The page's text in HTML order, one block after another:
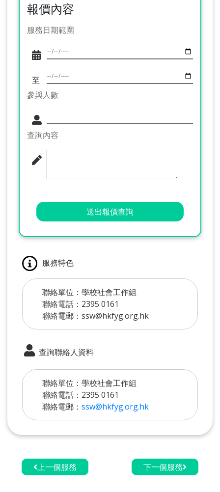
報價內容
服務日期範圍
至
參與人數
查詢內容
送出報價查詢
服務特色
聯絡單位：學校社會工作組
聯絡電話：2395 0161
聯絡電郵：ssw@hkfyg.org.hk
查詢聯絡人資料
聯絡單位：學校社會工作組
聯絡電話：2395 0161
聯絡電郵： ssw@hkfyg.org.hk
上一個服務 下一個服務